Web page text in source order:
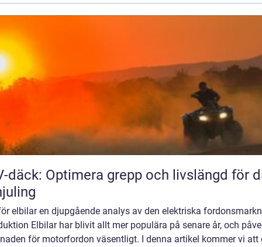
däck: Optimera grepp och livslängd för
elbilar en djupgående analys av den elektriska
Elbilar har blivit allt mer populära på senare år, och
för motorfordon väsentligt. I denna artikel kommer vi att